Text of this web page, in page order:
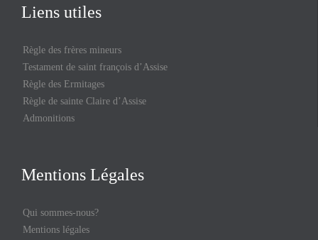
Liens utiles
Règle des frères mineurs
Testament de saint françois d’Assise
Règle des Ermitages
Règle de sainte Claire d’Assise
Admonitions
Mentions Légales
Qui sommes-nous?
Mentions légales